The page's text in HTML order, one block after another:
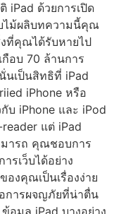
iPad ด้วยการเปิด
ไม้ผลิบทความนี้คุณ
งที่คุณได้รับหายไป
อบ 70 ล้านการ
นเป็นสิทธิที่ iPad
iPhone หรือ
บ iPhone และ iPod
reader แต่ iPad
มารถ คุณชอบการ
รเว็บได้อย่าง
องคุณเป็นเรื่องง่าย
การผจญภัยที่น่าตื่น